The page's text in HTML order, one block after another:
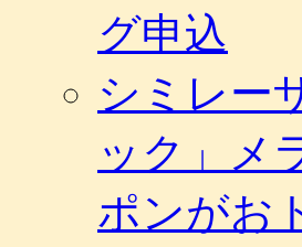
グ申込
シミレー
ック」メ
ポンがお